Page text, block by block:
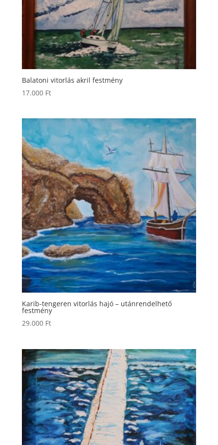
Balatoni vitorlás akril festmény
17.000 Ft
Karib-tengeren vitorlás hajó – utánrendelhető
festmény
29.000 Ft